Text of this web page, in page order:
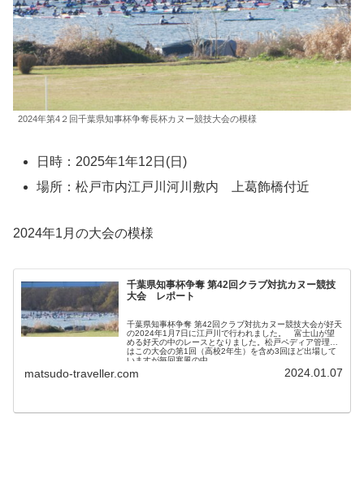
2024年第4２回千葉県知事杯争奪長杯カヌー競技大会の模様
日時：2025年1年12日(日)
場所：松戸市内江戸川河川敷内 上葛飾橋付近
2024年1月の大会の模様
千葉県知事杯争奪 第42回クラブ対抗カヌー競技
大会 レポート
千葉県知事杯争奪 第42回クラブ対抗カヌー競技大会が好天
の2024年1月7日に江戸川で行われました。 富士山が望
める好天の中のレースとなりました。松戸ペディア管理人
はこの大会の第1回（高校2年生）を含め3回ほど出場して
いますが毎回寒風の中、...
matsudo-traveller.com 2024.01.07